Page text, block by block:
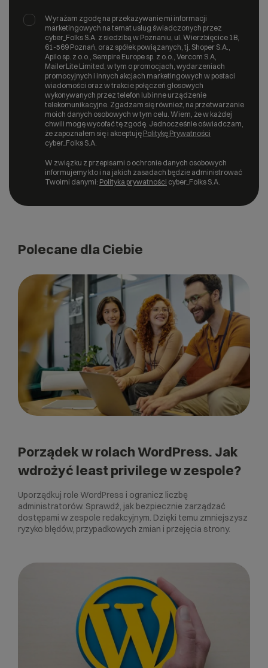
Wyrażam zgodę na przekazywanie mi informacji
marketingowych na temat usług świadczonych przez
cyber_Folks S.A. z siedzibą w Poznaniu, ul. Wierzbięcice 1B,
61-569 Poznań, oraz spółek powiązanych, tj. Shoper S.A.,
Apilo sp. z o.o., Sempire Europe sp. z o.o., Vercom S.A,
MailerLite Limited, w tym o promocjach, wydarzeniach
promocyjnych i innych akcjach marketingowych w postaci
wiadomości oraz w trakcie połączeń głosowych
wykonywanych przez telefon lub inne urządzenie
telekomunikacyjne. Zgadzam się również, na przetwarzanie
moich danych osobowych w tym celu. Wiem, że w każdej
chwili mogę wycofać tę zgodę. Jednocześnie oświadczam,
że zapoznałem się i akceptuję Politykę Prywatności
cyber_Folks S.A.
W związku z przepisami o ochronie danych osobowych
informujemy kto i na jakich zasadach będzie administrować
Twoimi danymi: Polityka prywatności cyber_Folks S.A.
Polecane dla Ciebie
Porządek w rolach WordPress. Jak
wdrożyć least privilege w zespole?
Uporządkuj role WordPress i ogranicz liczbę
administratorów. Sprawdź, jak bezpiecznie zarządzać
dostępami w zespole redakcyjnym. Dzięki temu zmniejszysz
ryzyko błędów, przypadkowych zmian i przejęcia strony.